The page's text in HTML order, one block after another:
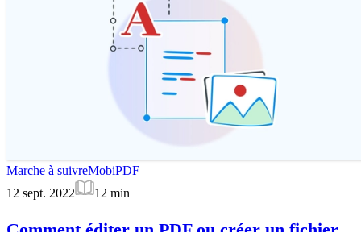
Marche à suivreMobiPDF
12 sept. 2022
12 min